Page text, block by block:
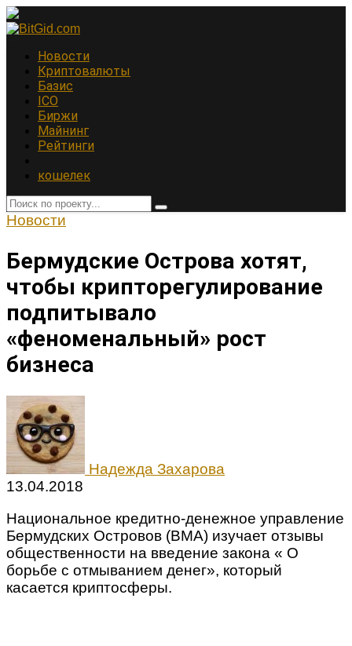
Новости
Криптовалюты
Базис
ICO
Биржи
Майнинг
Рейтинги
кошелек
Новости
Бермудские Острова хотят,
чтобы крипторегулирование
подпитывало
«феноменальный» рост
бизнеса
Надежда Захарова
13.04.2018
Национальное кредитно-денежное управление
Бермудских Островов (BMA) изучает отзывы
общественности на введение закона « О
борьбе с отмыванием денег», который
касается криптосферы.